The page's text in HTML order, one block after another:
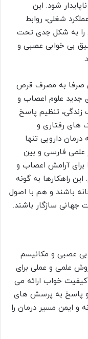
شود. این
شغلی، روابط
را به شکل جدی تحت
بی خوابی عصبی و
صرفا به مصرف قرص
علوم اعصاب و
تنظیم پاسخ
های رفتاری و
دارویی تنها
علمی فارسی و بین
را برای آرامش اعصاب و
راهکارها به گونه
باشند و هم با اصول
جهانی سازگار باشند.
عصبی و مکانیسم
آن را توضیح می دهیم، سپس 7 روش علمی و عملی برای
خواب ارائه می
و پاسخ به پرسش های
و ایمن مسیر درمان را